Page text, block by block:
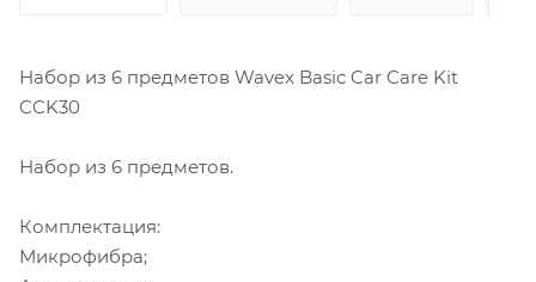
Набор из 6 предметов Wavex Basic Car Care Kit
CCK30
Набор из 6 предметов.
Комплектация:
Микрофибра;